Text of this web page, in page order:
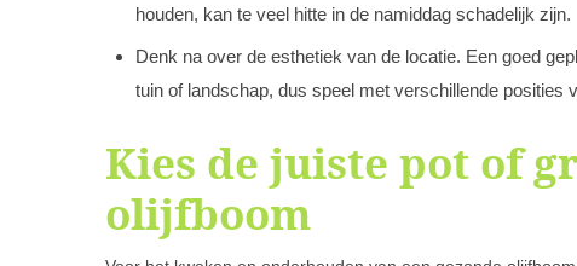
houden, kan te veel hitte in de namiddag schadelijk zijn.
Denk na over de esthetiek van de locatie. Een goed
tuin of landschap, dus speel met verschillende posities
Kies de juiste pot of
olijfboom